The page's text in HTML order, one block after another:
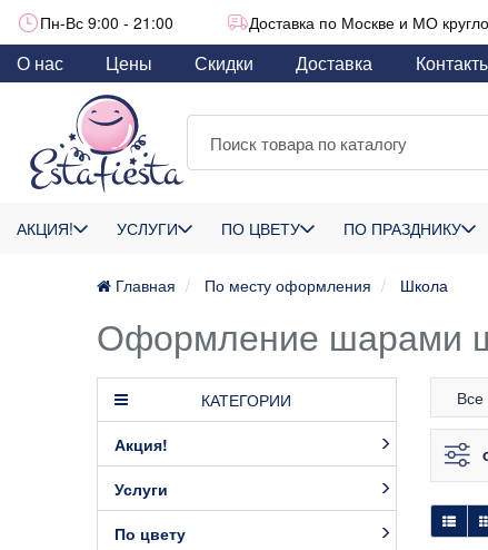
Пн-Вс 9:00 - 21:00 Доставка по Москве и МО
О нас Цены Скидки Доставка
АКЦИЯ! УСЛУГИ ПО ЦВЕТУ ПО ПРАЗДНИКУ
Главная По месту оформления Школа
Оформление шарами
КАТЕГОРИИ
Акция!
Услуги
По цвету
Все